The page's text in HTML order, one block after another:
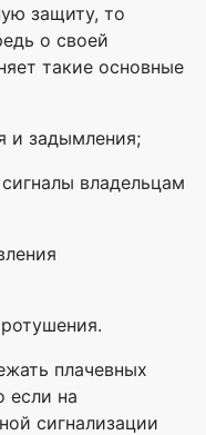
защиту, то
о своей
такие основные
и задымления;
владельцам
плачевных
если на
сигнализации